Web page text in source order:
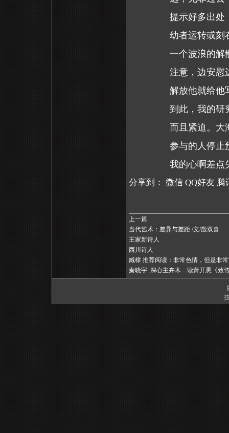
提示好多出处
幼者运转或刻
一个波浪的解
注意，边安慰
解放他就给他
到此，我的研
而且紧迫。大
参与的人停止
我的心啊差点
分享到： 微信 QQ好友 腾
上一篇
当代艺术：差异与差距 /文/殷双喜
王家新诗人
西川诗人
臧棣 推荐阅读：非常色情，但是非
秦晓宇..深心主卉木—读萧开愚《致